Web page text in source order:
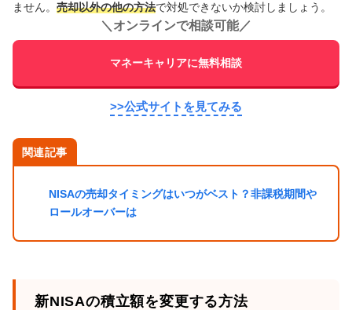
ません。 売却以外の他の方法で対処できないか検討しましょう。
＼ オンラインで相談可能／
マネーキャリアに無料相談
>>公式サイトを見てみる
関連記事
NISAの売却タイミングはいつがベスト？非課税期間や
ロールオーバーは
新NISAの積立額を変更する方法